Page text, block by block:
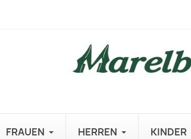
FRAUEN HERREN KINDER